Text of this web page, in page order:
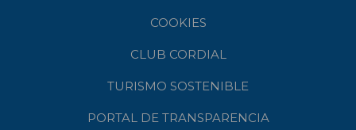
COOKIES
CLUB CORDIAL
TURISMO SOSTENIBLE
PORTAL DE TRANSPARENCIA